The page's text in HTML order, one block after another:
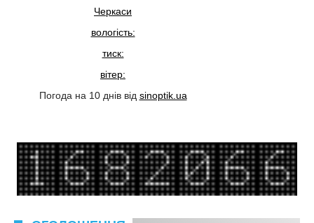
Черкаси
вологість:
тиск:
вітер:
Погода на 10 днів від sinoptik.ua